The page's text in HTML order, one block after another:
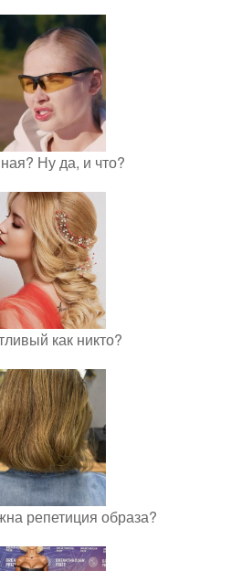
Ну да, и что?
как никто?
репетиция образа?